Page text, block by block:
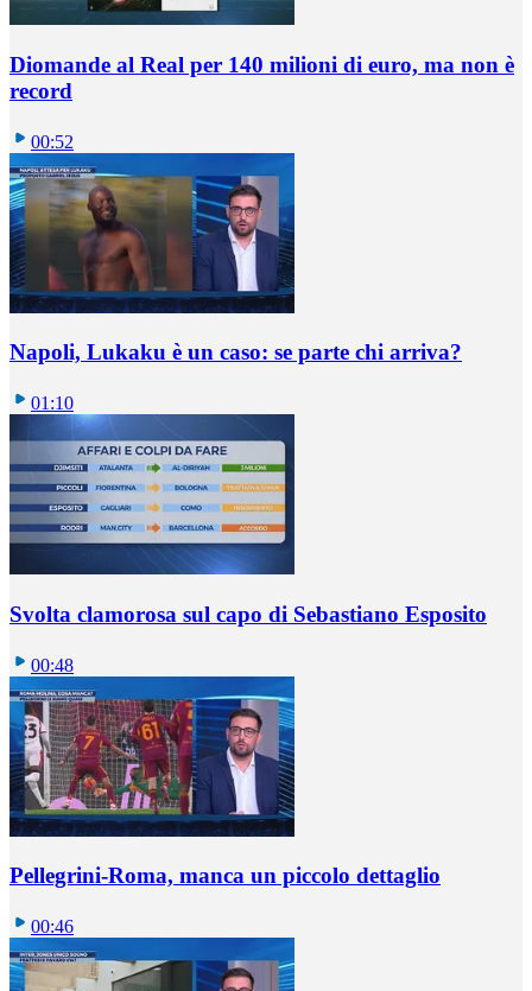
Diomande al Real per 140 milioni di euro, ma non è
record
00:52
Napoli, Lukaku è un caso: se parte chi arriva?
01:10
Svolta clamorosa sul capo di Sebastiano Esposito
00:48
Pellegrini-Roma, manca un piccolo dettaglio
00:46